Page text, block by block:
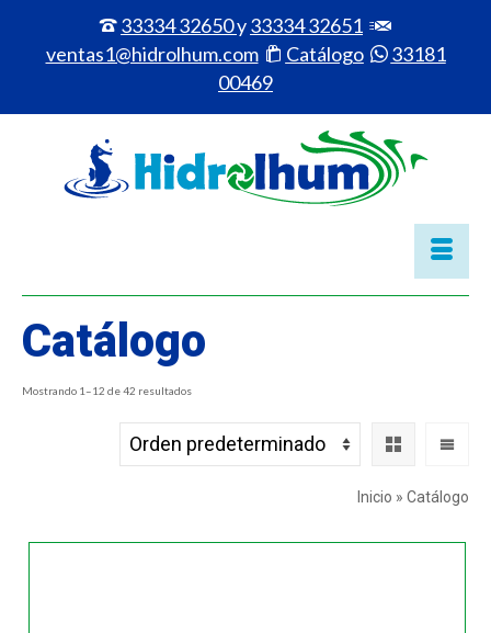
33334 32650y33334 32651
ventas1@hidrolhum.com
Catálogo
33181
00469
Catálogo
Mostrando 1–12 de 42 resultados
Inicio » Catálogo